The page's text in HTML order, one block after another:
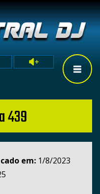
439
em: 1/8/2023